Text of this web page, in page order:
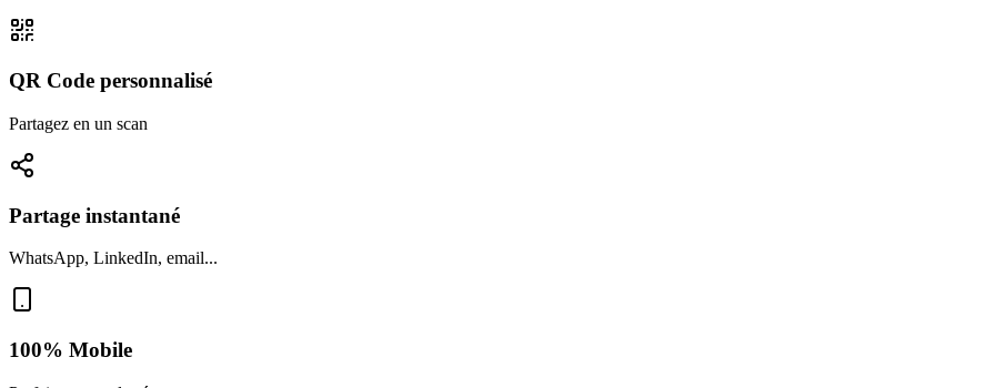
QR Code personnalisé
Partagez en un scan
Partage instantané
WhatsApp, LinkedIn, email...
100% Mobile